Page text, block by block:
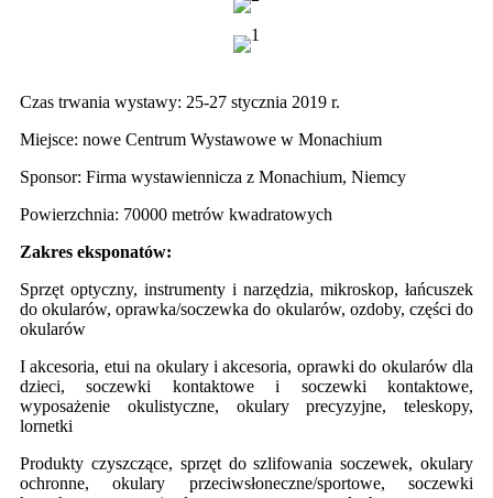
Czas trwania wystawy: 25-27 stycznia 2019 r.
Miejsce: nowe Centrum Wystawowe w Monachium
Sponsor: Firma wystawiennicza z Monachium, Niemcy
Powierzchnia: 70000 metrów kwadratowych
Zakres eksponatów:
Sprzęt optyczny, instrumenty i narzędzia, mikroskop, łańcuszek
do okularów, oprawka/soczewka do okularów, ozdoby, części do
okularów
I akcesoria, etui na okulary i akcesoria, oprawki do okularów dla
dzieci, soczewki kontaktowe i soczewki kontaktowe,
wyposażenie okulistyczne, okulary precyzyjne, teleskopy,
lornetki
Produkty czyszczące, sprzęt do szlifowania soczewek, okulary
ochronne, okulary przeciwsłoneczne/sportowe, soczewki